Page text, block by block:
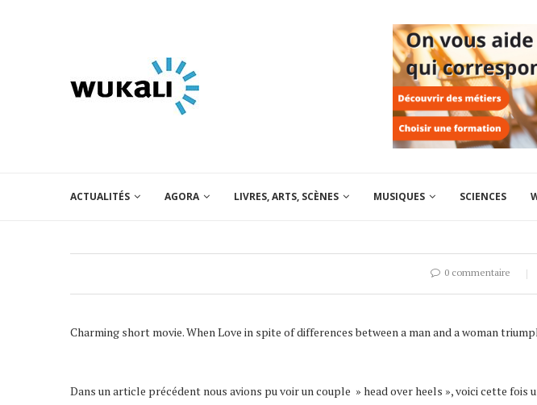
ACTUALITÉS AGORA LIVRES, ARTS, SCÈNES MUSIQUES SCIENCES
0 commentaire
Charming short movie. When Love in spite of differences between a man and a woman
Dans un article précédent nous avions pu voir un couple » head over heels », voici cette